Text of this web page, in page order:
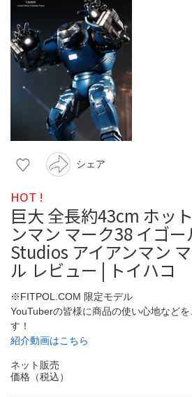
シェア
HOT !
巨大 全長約43cm ホッ
ンマン マーク38 イゴ
Studios アイアンマン
ル レビュー | トイハコ
※FITPOL.COM 限定モデル
YouTuberの皆様に商品の使い心地など
す！
紹介動画はこちら
ネット販売
価格（税込）